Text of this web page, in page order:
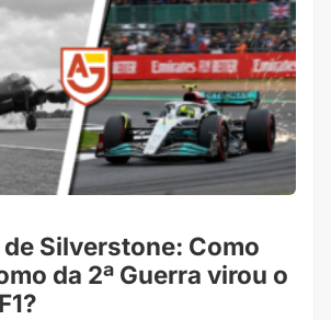
de Silverstone: Como
da 2ª Guerra virou o